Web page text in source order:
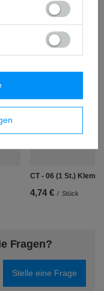
CT - 06 (1 St.)
4,74 € / Stück
Fragen?
Stelle eine Frage